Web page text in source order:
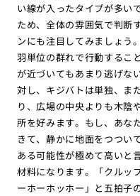
い線が入ったタイプが多い
ため、全体の雰囲気で判断
ンにも注目してみましょう
羽単位の群れで行動するこ
が近づいてもあまり逃げな
対し、キジバトは単独、ま
り、広場の中央よりも木陰
所を好みます。もし、あな
きて、静かに地面をつつい
ある可能性が極めて高いと
材料になります。「クルッ
ーホーホッホー」と五拍子